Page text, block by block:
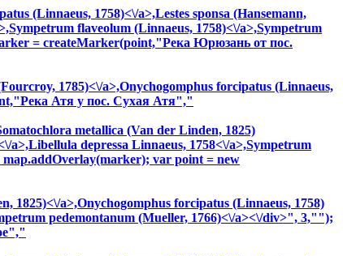
(Linnaeus, 1758)<\/a>,Lestes sponsa (Hansemann,
Sympetrum flaveolum (Linnaeus, 1758)<\/a>,Sympetrum
= createMarker(point,"Река Юрюзань от пос.
1785)<\/a>,Onychogomphus forcipatus (Linnaeus,
Атя у пос. Сухая Атя","
metallica (Van der Linden, 1825)
a>,Libellula depressa Linnaeus, 1758<\/a>,Sympetrum
var point = new
1825)<\/a>,Onychogomphus forcipatus (Linnaeus, 1758)
pedemontanum (Mueller, 1766)<\/a><\/div>", 3,"");